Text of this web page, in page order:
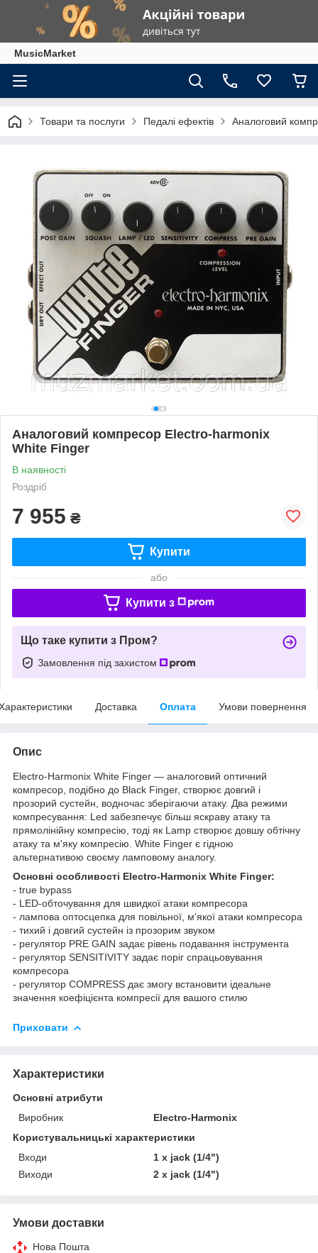
MusicMarket
Товари та послуги Педалі ефектів Аналоговий
Аналоговий компресор Electro-harmonix
White Finger
В наявності
Роздріб
7 955 ₴
Купити
або
Купити з
Що таке купити з Пром?
Замовлення під захистом
Доставка Оплата Умови повернення
Опис
Electro-Harmonix White Finger — аналоговий оптичний
компресор, подібно до Black Finger, створює довгий і
прозорий сустейн, водночас зберігаючи атаку. Два режими
компресування: Led забезпечує більш яскраву атаку та
прямолінійну компресію, тоді як Lamp створює довшу обтічну
атаку та м'яку компресію. White Finger є гідною
альтернативою своєму ламповому аналогу.
Основні особливості Electro-Harmonix White Finger:
- true bypass
- LED-обточування для швидкої атаки компресора
- лампова оптосцепка для повільної, м'якої атаки компресора
- тихий і довгий сустейн із прозорим звуком
- регулятор PRE GAIN задає рівень подавання інструмента
- регулятор SENSITIVITY задає поріг спрацьовування
компресора
- регулятор COMPRESS дає змогу встановити ідеальне
значення коефіцієнта компресії для вашого стилю
Приховати
Характеристики
Основні атрибути
Виробник
Electro-Harmonix
Користувальницькі характеристики
Входи
1 х jack (1/4")
Виходи
2 х jack (1/4")
Умови доставки
Нова Пошта